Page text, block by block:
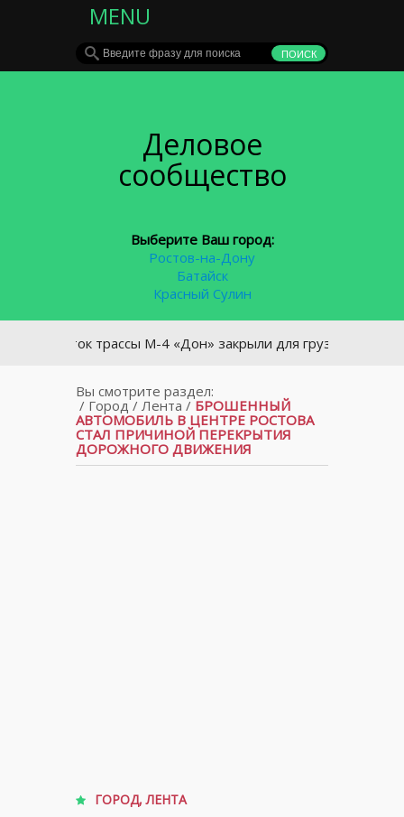
MENU
Деловое
сообщество
Выберите Ваш город:
Ростов-на-Дону
Батайск
Красный Сулин
Участок трассы М-4 «Дон» закрыли для грузового транспорта
Вы смотрите раздел:
/ Город/ Лента / БРОШЕННЫЙ
АВТОМОБИЛЬ В ЦЕНТРЕ РОСТОВА
СТАЛ ПРИЧИНОЙ ПЕРЕКРЫТИЯ
ДОРОЖНОГО ДВИЖЕНИЯ
ГОРОД,ЛЕНТА